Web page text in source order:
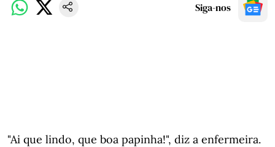
Siga-nos
"Ai que lindo, que boa papinha!", diz a enfermeira.